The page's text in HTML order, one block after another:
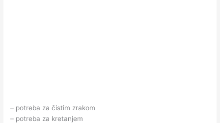
– potreba za čistim zrakom
– potreba za kretanjem